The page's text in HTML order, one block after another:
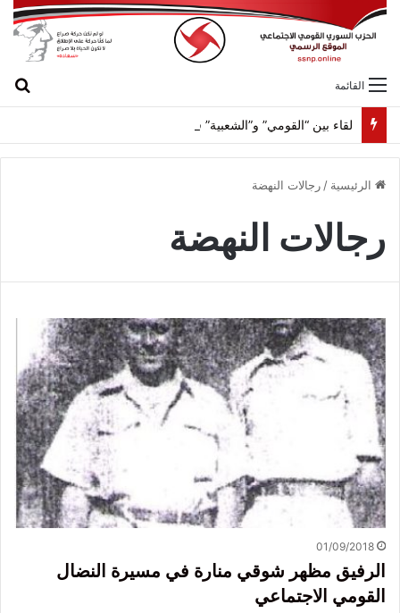
القائمة
الرئيسية /رجالات النهضة
رجالات النهضة
01/09/2018
الرفيق مظهر شوقي منارة في مسيرة النضال
القومي الاجتماعي